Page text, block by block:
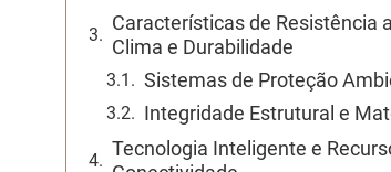
Características de Resistência
Clima e Durabilidade
Sistemas de Proteção
Integridade Estrutural e
Tecnologia Inteligente e